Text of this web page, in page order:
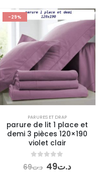
-29%
PARURES ET DRAP
parure de lit 1 place et
demi 3 pièces 120×190
violet clair
out of 5د.ت69 Leد.ت49 Le